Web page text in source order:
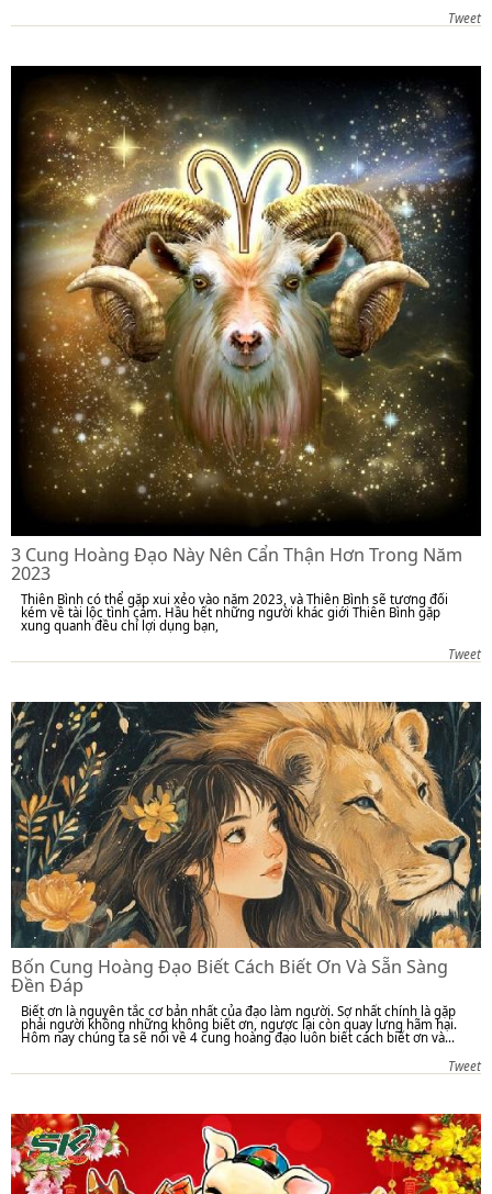
Tweet
3 Cung Hoàng Đạo Này Nên Cẩn Thận Hơn Trong Năm
2023
Thiên Bình có thể gặp xui xẻo vào năm 2023, và Thiên Bình sẽ tương đối
kém về tài lộc tình cảm. Hầu hết những người khác giới Thiên Bình gặp
xung quanh đều chỉ lợi dụng bạn,
Tweet
Bốn Cung Hoàng Đạo Biết Cách Biết Ơn Và Sẵn Sàng
Đền Đáp
Biết ơn là nguyên tắc cơ bản nhất của đạo làm người. Sợ nhất chính là gặp
phải người không những không biết ơn, ngược lại còn quay lưng hãm hại.
Hôm nay chúng ta sẽ nói về 4 cung hoàng đạo luôn biết cách biết ơn và...
Tweet